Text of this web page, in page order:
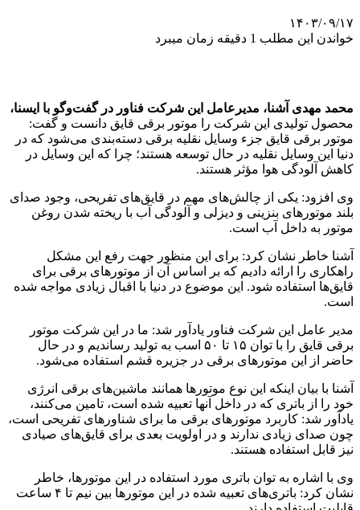
۱۴۰۳/۰۹/۱۷
خواندن این مطلب 1 دقیقه زمان میبرد
محمد مهدی آشنا، مدیرعامل این شرکت‌ فناور در گفت‌وگو با ایسنا،
محصول تولیدی این شرکت را موتور برقی قایق دانست و گفت:
موتور برقی قایق جزء وسایل نقلیه برقی دسته‌بندی می‌شود که در
دنیا این وسایل نقلیه در حال توسعه هستند؛ چرا که این وسایل در
کاهش آلودگی هوا مؤثر هستند.
وی افزود: یکی از چالش‌های مهم در قایق‌های تفریحی، وجود صدای
بلند موتورهای بنزینی و دیزلی و آلودگی آب با ریخته شدن روغن
موتور به داخل آب است.
آشنا خاطر نشان کرد: برای این منظور جهت رفع این مشکل
راهکاری را ارائه دادیم که بر اساس آن از موتورهای برقی برای
قایق‌ها استفاده شود. این موضوع در دنیا با اقبال زیادی مواجه شده
است.
مدیر عامل این شرکت فناور یادآور شد: ما در این شرکت موتور
برقی قایق را با توان ۱۵ تا ۵۰ اسب به تولید رساندیم و در حال
حاضر از این موتورهای برقی در جزیره قشم استفاده می‌شود.
آشنا با بیان اینکه این نوع موتورها همانند ماشین‌های برقی انرژی
خود را از باتری که در داخل آنها تعبیه شده است، تامین می‌کنند،
یادآور شد: کاربرد موتورهای برقی ما برای شناورهای تفریحی است،
چون صدای زیادی ندارند و در اولویت بعدی برای قایق‌های صیادی
نیز قابل استفاده هستند.
وی با اشاره به توان باتری مورد استفاده در این موتورها، خاطر
نشان کرد: باتری‌های تعبیه شده در این موتورها بین نیم تا ۴ ساعت